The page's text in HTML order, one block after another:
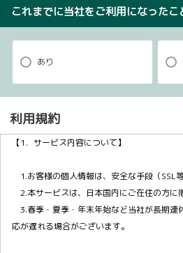
これまでに当社をご利用になったこ
あり
利用規約
【1．サービス内容について】
1.お客様の個人情報は、安全な手段（SSL
2.本サービスは、日本国内にご在住の方に
3.春季・夏季・年末年始など当社が長期連
応が遅れる場合がございます。